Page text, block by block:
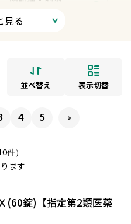
見る
4 5
並べ替え 表示切替
件）
ます
(60錠)【指定第2類医薬